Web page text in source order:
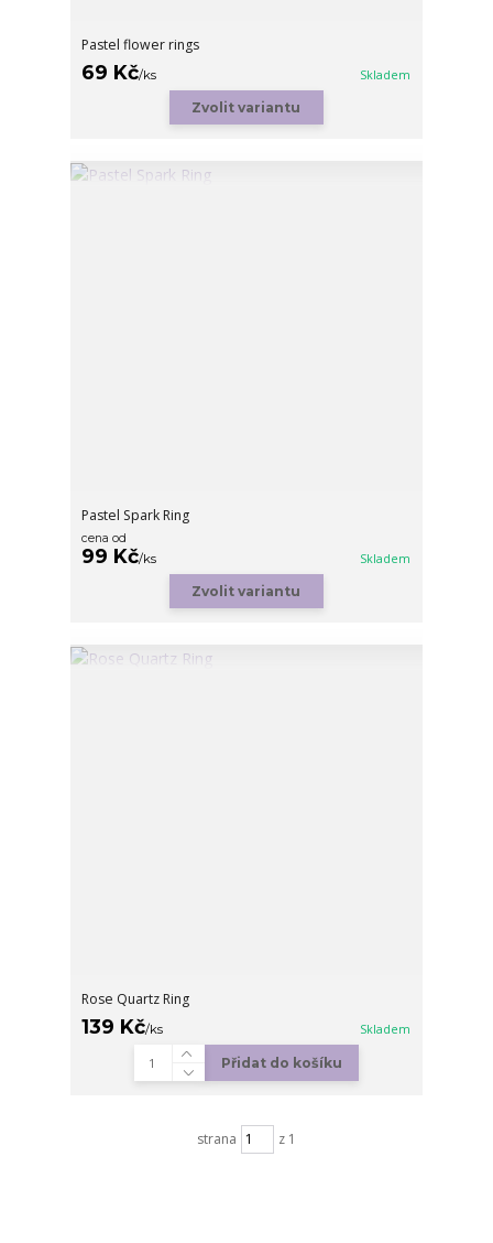
Pastel flower rings
69 Kč/ks Skladem
Zvolit variantu
Pastel Spark Ring
cena od
99 Kč/ks Skladem
Zvolit variantu
Rose Quartz Ring
139 Kč/ks Skladem
Přidat do košíku
strana z 1